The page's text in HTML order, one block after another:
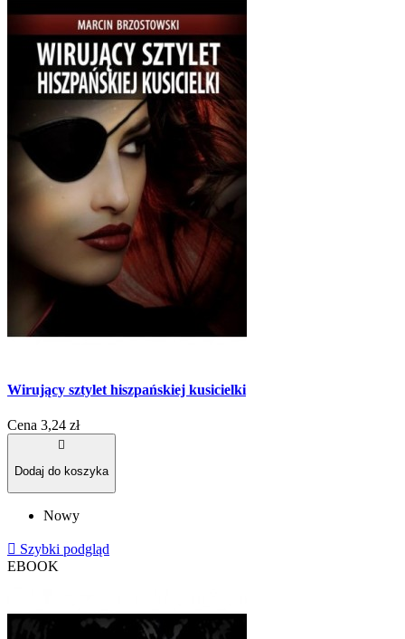
Wirujący sztylet hiszpańskiej kusicielki
Cena 3,24 zł

Dodaj do koszyka
Nowy
 Szybki podgląd
EBOOK